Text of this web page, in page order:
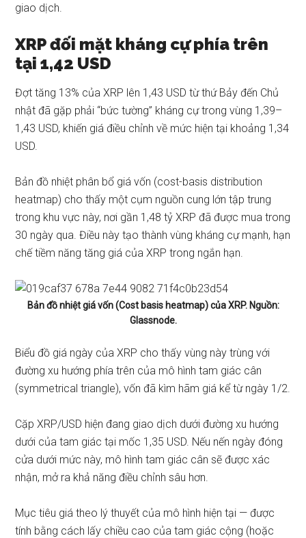
giao dịch.
XRP đối mặt kháng cự phía trên
tại 1,42 USD
Đợt tăng 13% của XRP lên 1,43 USD từ thứ Bảy đến Chủ
nhật đã gặp phải “bức tường” kháng cự trong vùng 1,39–
1,43 USD, khiến giá điều chỉnh về mức hiện tại khoảng 1,34
USD.
Bản đồ nhiệt phân bổ giá vốn (cost-basis distribution
heatmap) cho thấy một cụm nguồn cung lớn tập trung
trong khu vực này, nơi gần 1,48 tỷ XRP đã được mua trong
30 ngày qua. Điều này tạo thành vùng kháng cự mạnh, hạn
chế tiềm năng tăng giá của XRP trong ngắn hạn.
Bản đồ nhiệt giá vốn (Cost basis heatmap) củaXRP. Nguồn:
Glassnode.
Biểu đồ giá ngày của XRP cho thấy vùng này trùng với
đường xu hướng phía trên của mô hình tam giác cân
(symmetrical triangle), vốn đã kìm hãm giá kể từ ngày 1/2.
Cặp XRP/USD hiện đang giao dịch dưới đường xu hướng
dưới của tam giác tại mốc 1,35 USD. Nếu nến ngày đóng
cửa dưới mức này, mô hình tam giác cân sẽ được xác
nhận, mở ra khả năng điều chỉnh sâu hơn.
Mục tiêu giá theo lý thuyết của mô hình hiện tại — được
tính bằng cách lấy chiều cao của tam giác cộng (hoặc